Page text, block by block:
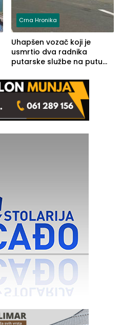
Crna Hronika
Uhapšen vozač koji je
usmrtio dva radnika
putarske službe na putu
(FOTO)